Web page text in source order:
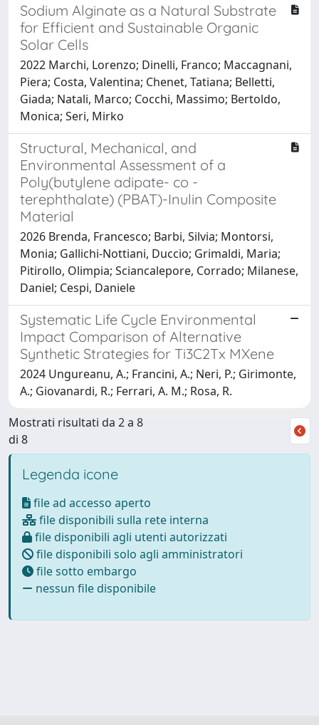
Sodium Alginate as a Natural Substrate
for Efficient and Sustainable Organic
Solar Cells
2022 Marchi, Lorenzo; Dinelli, Franco; Maccagnani,
Piera; Costa, Valentina; Chenet, Tatiana; Belletti,
Giada; Natali, Marco; Cocchi, Massimo; Bertoldo,
Monica; Seri, Mirko
Structural, Mechanical, and
Environmental Assessment of a
Poly(butylene adipate- co -
terephthalate) (PBAT)-Inulin Composite
Material
2026 Brenda, Francesco; Barbi, Silvia; Montorsi,
Monia; Gallichi-Nottiani, Duccio; Grimaldi, Maria;
Pitirollo, Olimpia; Sciancalepore, Corrado; Milanese,
Daniel; Cespi, Daniele
Systematic Life Cycle Environmental
Impact Comparison of Alternative
Synthetic Strategies for Ti3C2Tx MXene
2024 Ungureanu, A.; Francini, A.; Neri, P.; Girimonte,
A.; Giovanardi, R.; Ferrari, A. M.; Rosa, R.
Mostrati risultati da 2 a 8
di 8
Legenda icone
file ad accesso aperto
file disponibili sulla rete interna
file disponibili agli utenti autorizzati
file disponibili solo agli amministratori
file sotto embargo
nessun file disponibile